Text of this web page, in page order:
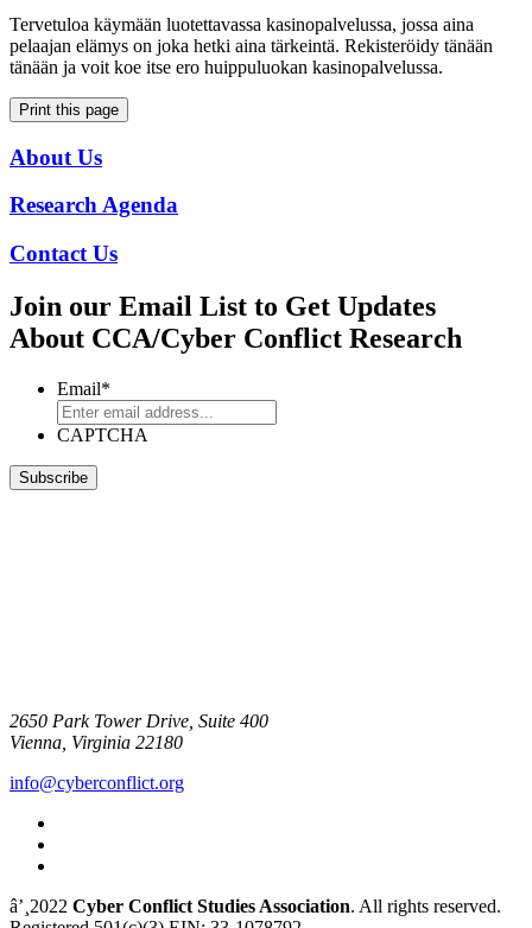
Tervetuloa käymään luotettavassa kasinopalvelussa, jossa aina
pelaajan elämys on joka hetki aina tärkeintä. Rekisteröidy tänään
tänään ja voit koe itse ero huippuluokan kasinopalvelussa.
Print this page
About Us
Research Agenda
Contact Us
Join our Email List to Get Updates
About CCA/Cyber Conflict Research
Email*
CAPTCHA
2650 Park Tower Drive, Suite 400
Vienna, Virginia 22180
info@cyberconflict.org
â’¸2022 Cyber Conflict Studies Association. All rights reserved.